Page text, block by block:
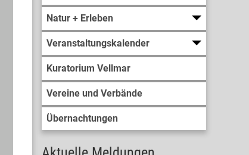
Natur + Erleben
Veranstaltungskalender
Kuratorium Vellmar
Vereine und Verbände
Übernachtungen